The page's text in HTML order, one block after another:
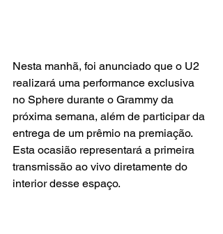
Nesta manhã, foi anunciado que o U2
realizará uma performance exclusiva
no Sphere durante o Grammy da
próxima semana, além de participar da
entrega de um prêmio na premiação.
Esta ocasião representará a primeira
transmissão ao vivo diretamente do
interior desse espaço.